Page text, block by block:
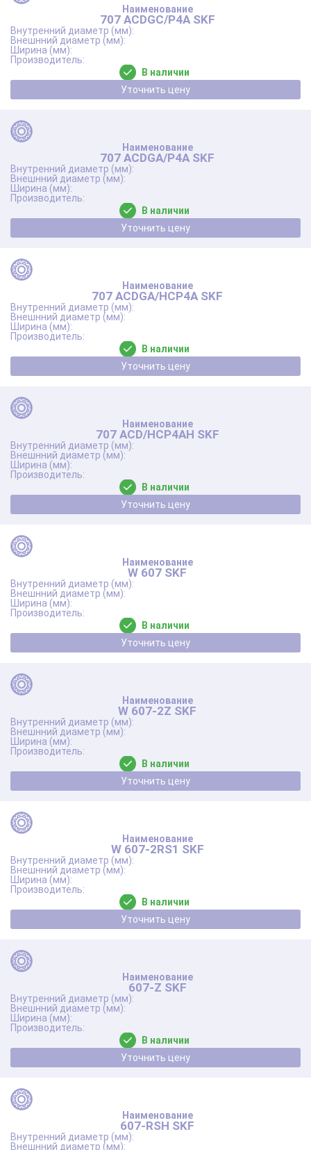
707 ACDGC/P4A SKF
В наличии
Уточнить цену
707 ACDGA/P4A SKF
В наличии
Уточнить цену
707 ACDGA/HCP4A SKF
В наличии
Уточнить цену
707 ACD/HCP4AH SKF
В наличии
Уточнить цену
W 607 SKF
В наличии
Уточнить цену
W 607-2Z SKF
В наличии
Уточнить цену
W 607-2RS1 SKF
В наличии
Уточнить цену
607-Z SKF
В наличии
Уточнить цену
607-RSH SKF